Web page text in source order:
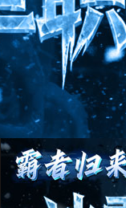
霸者归来1
霸者归来1
霸者归来2
霸者归来2
霸者归来3
霸者归来3
霸者归来4
霸者归来4
霸者归来5
霸者归来5